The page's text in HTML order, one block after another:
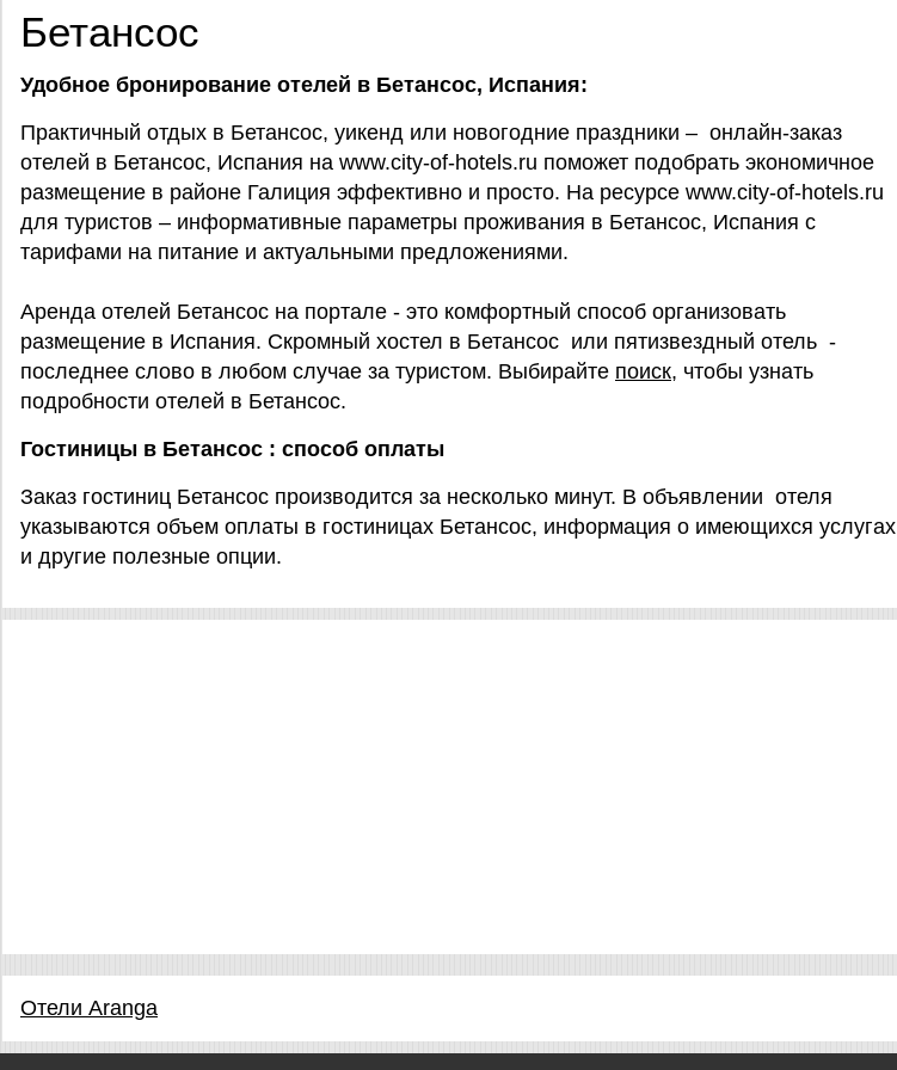
Бетансос
Удобное бронирование отелей в Бетансос, Испания:
Практичный отдых в Бетансос, уикенд или новогодние праздники – онлайн-заказ
отелей в Бетансос, Испания на www.city-of-hotels.ru поможет подобрать экономичное
размещение в районе Галиция эффективно и просто. На ресурсе www.city-of-hotels.ru
для туристов – информативные параметры проживания в Бетансос, Испания с
тарифами на питание и актуальными предложениями.
Аренда отелей Бетансос на портале - это комфортный способ организовать
размещение в Испания. Скромный хостел в Бетансос или пятизвездный отель -
последнее слово в любом случае за туристом. Выбирайте поиск, чтобы узнать
подробности отелей в Бетансос.
Гостиницы в Бетансос : способ оплаты
Заказ гостиниц Бетансос производится за несколько минут. В объявлении отеля
указываются объем оплаты в гостиницах Бетансос, информация о имеющихся услугах
и другие полезные опции.
Отели Aranga